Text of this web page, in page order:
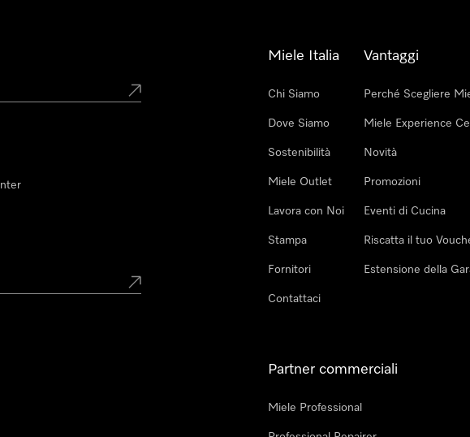
Miele Italia
Chi Siamo
Dove Siamo
Sostenibilità
Miele Outlet
Lavora con Noi
Stampa
Fornitori
Contattaci
Vantaggi
Perché Scegliere
Miele Experience
Novità
Promozioni
Eventi di Cucina
Riscatta il tuo
Estensione della
Partner commerciali
Miele Professional